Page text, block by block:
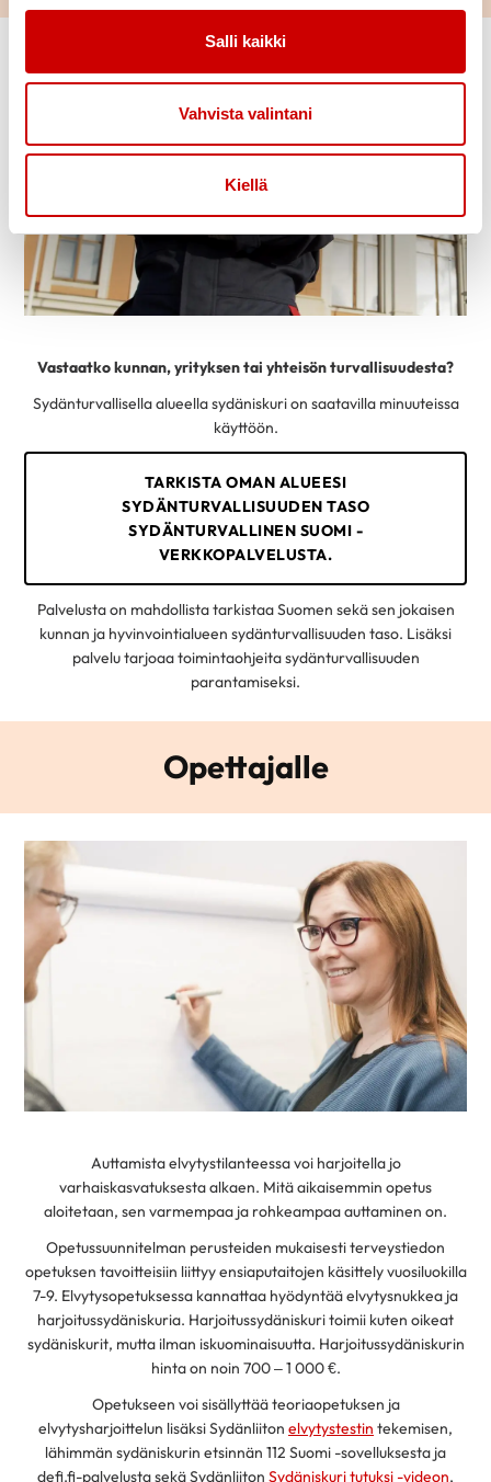
Salli kaikki
Vahvista valintani
Kiellä
Vastaatko kunnan, yrityksen tai yhteisön turvallisuudesta?
Sydänturvallisella alueella sydäniskuri on saatavilla minuuteissa
käyttöön.
TARKISTA OMAN ALUEESI
SYDÄNTURVALLISUUDEN TASO
SYDÄNTURVALLINEN SUOMI -
VERKKOPALVELUSTA.
Palvelusta on mahdollista tarkistaa Suomen sekä sen jokaisen
kunnan ja hyvinvointialueen sydänturvallisuuden taso. Lisäksi
palvelu tarjoaa toimintaohjeita sydänturvallisuuden
parantamiseksi.
Opettajalle
Auttamista elvytystilanteessa voi harjoitella jo
varhaiskasvatuksesta alkaen. Mitä aikaisemmin opetus
aloitetaan, sen varmempaa ja rohkeampaa auttaminen on.
Opetussuunnitelman perusteiden mukaisesti terveystiedon
opetuksen tavoitteisiin liittyy ensiaputaitojen käsittely vuosiluokilla
7-9. Elvytysopetuksessa kannattaa hyödyntää elvytysnukkea ja
harjoitussydäniskuria. Harjoitussydäniskuri toimii kuten oikeat
sydäniskurit, mutta ilman iskuominaisuutta. Harjoitussydäniskurin
hinta on noin 700 – 1 000 €.
Opetukseen voi sisällyttää teoriaopetuksen ja
elvytysharjoittelun lisäksi Sydänliiton elvytystestin tekemisen,
lähimmän sydäniskurin etsinnän 112 Suomi -sovelluksesta ja
defi.fi-palvelusta sekä Sydänliiton Sydäniskuri tutuksi -videon,